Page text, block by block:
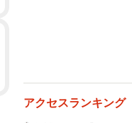
アクセスランキング